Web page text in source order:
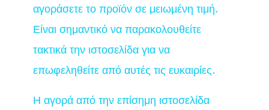
αγοράσετε το προϊόν σε μειωμένη τιμή.
Είναι σημαντικό να παρακολουθείτε
τακτικά την ιστοσελίδα για να
επωφεληθείτε από αυτές τις ευκαιρίες.
Η αγορά από την επίσημη ιστοσελίδα